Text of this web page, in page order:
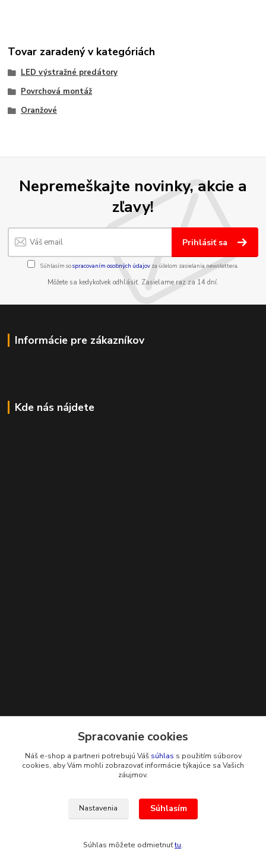
Tovar zaradený v kategóriách
LED výstražné predátory
Povrchová montáž
Oranžové
Nepremeškajte novinky, akcie a
zľavy!
Prihlásiť sa
Súhlasím sospracovaním osobných údajov za účelom zasielania newslettera.
Môžete sa kedykoľvek odhlásiť. Zasielame raz za 14 dní.
Informácie pre zákazníkov
Kde nás nájdete
+421 948 229 224
Spracovanie cookies
Náš e-shop a partneri potrebujú Váš súhlas s použitím súborov
cookies, aby Vám mohli zobrazovať informácie týkajúce sa Vašich
záujmov.
Nastavenia Súhlasím
Súhlas môžete odmietnuťtu.